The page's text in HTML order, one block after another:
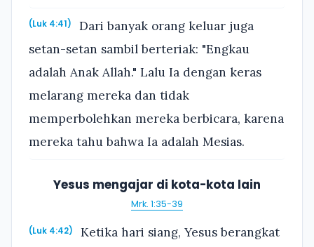
(Luk 4:41)
Dari banyak orang keluar juga
setan-setan sambil berteriak: "Engkau
adalah Anak Allah." Lalu Ia dengan keras
melarang mereka dan tidak
memperbolehkan mereka berbicara, karena
mereka tahu bahwa Ia adalah Mesias.
Yesus mengajar di kota-kota lain
Mrk. 1:35-39
(Luk 4:42)
Ketika hari siang, Yesus berangkat